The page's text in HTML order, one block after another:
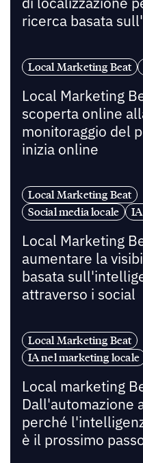
ricerca basata
Local Marketing Beat
Local Marketing
scoperta online
monitoraggio del
inizia online
Local Marketing Beat
Social media locale
Local Marketing
aumentare la
basata
attraverso i social
Local Marketing Beat
IA nel marketing locale
Local marketing
Dall'automazione
perché
è il prossimo